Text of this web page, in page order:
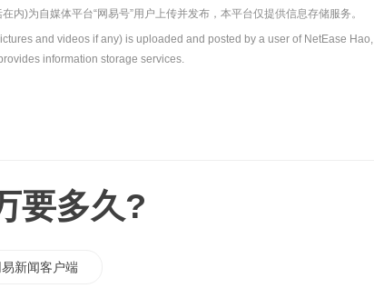
内)为自媒体平台“网易号”用户上传并发布，本平台仅提供信息存储服务。
and videos if any) is uploaded and posted by a user of NetEase Hao,
information storage services.
要多久?
新闻客户端